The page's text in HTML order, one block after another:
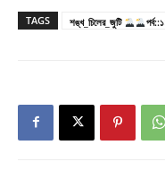
TAGS শঙ্খ_চিলের_জুটি